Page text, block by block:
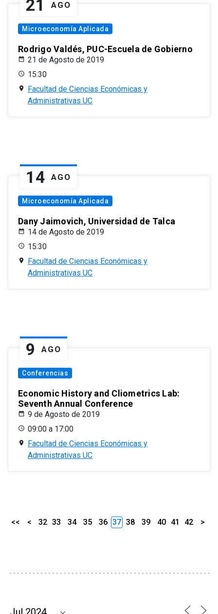
21 AGO
Microeconomía Aplicada
Rodrigo Valdés, PUC-Escuela de Gobierno
21 de Agosto de 2019
15:30
Facultad de Ciencias Económicas y
Administrativas UC
14 AGO
Microeconomía Aplicada
Dany Jaimovich, Universidad de Talca
14 de Agosto de 2019
15:30
Facultad de Ciencias Económicas y
Administrativas UC
9 AGO
Conferencias
Economic History and Cliometrics Lab:
Seventh Annual Conference
9 de Agosto de 2019
09:00 a 17:00
Facultad de Ciencias Económicas y
Administrativas UC
<< < 32 33 34 35 36 37 38 39 40 41 42 >